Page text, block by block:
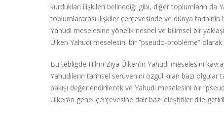
kurdukları ilişkileri belirlediği gibi, diğer toplumların da
toplumlararası ilişkiler çerçevesinde ve dünya
Yahudi meselesine yönelik nesnel ve bilimsel bir
Ülken Yahudi meselesini bir “pseudo-probléme” olarak
Bu tebliğde Hilmi Ziya Ülken’in Yahudi meselesini
Yahudilerin tarihsel serüvenini özgül kılan bazı olgular
bakışı değerlendirilecek ve Yahudi meselesini bir
Ülken’in genel çerçevesine dair bazı eleştiriler dile